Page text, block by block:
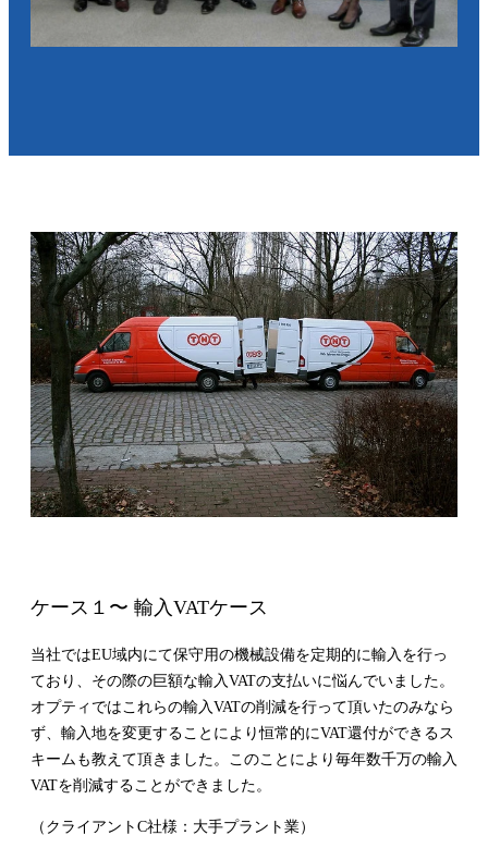
ケース１〜 輸入VATケース
当社ではEU域内にて保守用の機械設備を定期的に輸入を行っ
ており、その際の巨額な輸入VATの支払いに悩んでいました。
オプティではこれらの輸入VATの削減を行って頂いたのみなら
ず、輸入地を変更することにより恒常的にVAT還付ができるス
キームも教えて頂きました。このことにより毎年数千万の輸入
VATを削減することができました。
（クライアントC社様：大手プラント業）